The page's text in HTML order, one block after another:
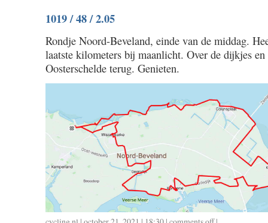
/
2.24
1019 / 48 / 2.05
Rondje Noord-Beveland, einde van de middag.
laatste kilometers bij maanlicht. Over de dijkjes en
Oosterschelde terug. Genieten.
on